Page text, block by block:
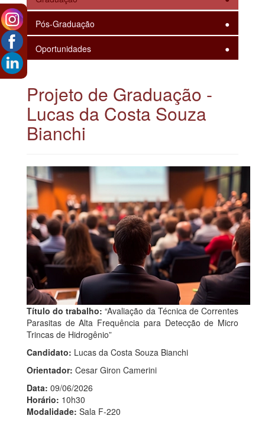
Pós-Graduação
Oportunidades
Projeto de Graduação -
Lucas da Costa Souza
Bianchi
Título do trabalho: “Avaliação da Técnica de Correntes
Parasitas de Alta Frequência para Detecção de Micro
Trincas de Hidrogênio”
Candidato: Lucas da Costa Souza Bianchi
Orientador: Cesar Giron Camerini
Data: 09/06/2026
Horário: 10h30
Modalidade: Sala F-220